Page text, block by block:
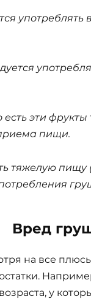
употреблять
эти фрукты
пищи.
тяжелую
Вред
на все
у